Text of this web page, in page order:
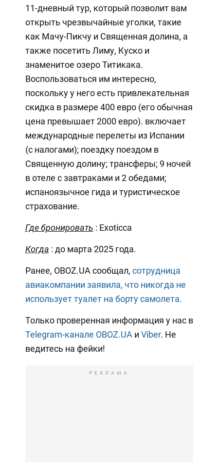
11-дневный тур, который позволит вам
открыть чрезвычайные уголки, такие
как Мачу-Пикчу и Священная долина, а
также посетить Лиму, Куско и
знаменитое озеро Титикака.
Воспользоваться им интересно,
поскольку у него есть привлекательная
скидка в размере 400 евро (его обычная
цена превышает 2000 евро). включает
международные перелеты из Испании
(с налогами); поездку поездом в
Священную долину; трансферы; 9 ночей
в отеле с завтраками и 2 обедами;
испаноязычное гида и туристическое
страхование.
Где бронировать : Exoticca
Когда : до марта 2025 года.
Ранее, OBOZ.UA сообщал, сотрудница
авиакомпании заявила, что никогда не
использует туалет на борту самолета.
Только проверенная информация у нас в
Telegram-канале OBOZ.UA и Viber. Не
ведитесь на фейки!
РЕКЛАМА